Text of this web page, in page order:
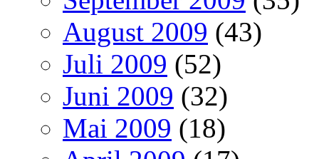
August 2009 (43)
Juli 2009 (52)
Juni 2009 (32)
Mai 2009 (18)